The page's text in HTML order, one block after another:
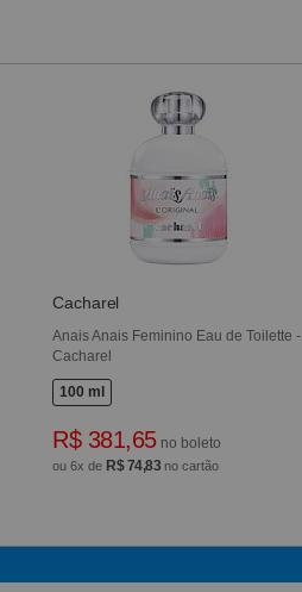
Cacharel
Anais Anais Feminino Eau de Toilette -
Cacharel
100 ml
R$ 381,65no boleto
ou 6x de R$ 74,83 no cartão